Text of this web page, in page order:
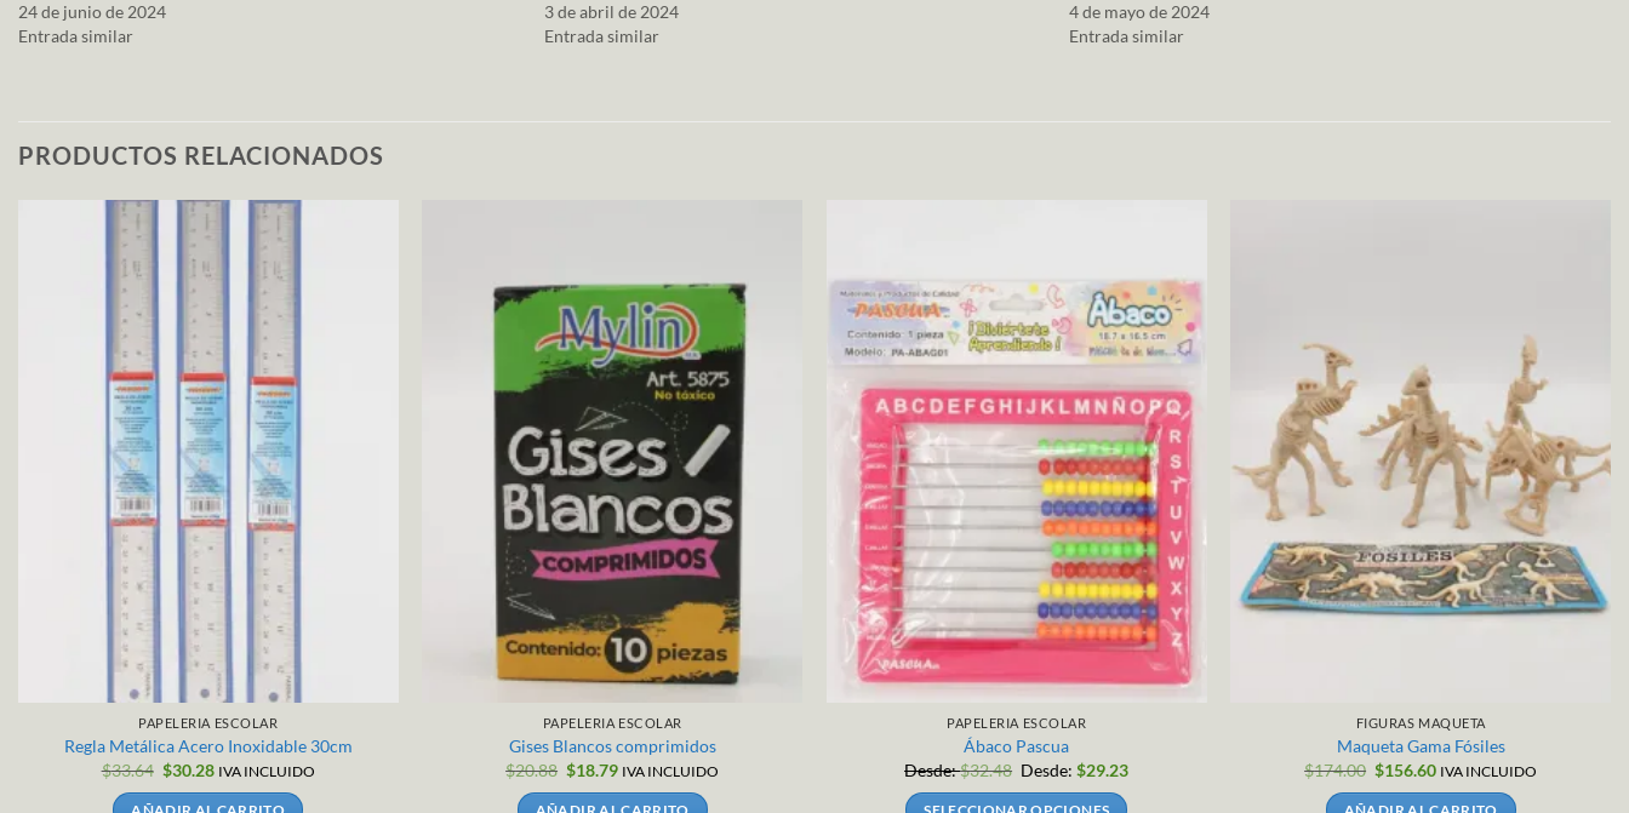
24 de junio de 2024
Entrada similar
3 de abril de 2024
Entrada similar
4 de mayo de 2024
Entrada similar
PRODUCTOS RELACIONADOS
PAPELERIA ESCOLAR
Regla Metálica Acero Inoxidable 30cm
$33.64 El
original
$30.28El
actual
IVA INCLUIDO
PAPELERIA ESCOLAR
Gises Blancos comprimidos
$20.88 El
original
$18.79El
actual
IVA INCLUIDO
PAPELERIA ESCOLAR
Ábaco Pascua
Desde:$32.48 Desde:$29.23
FIGURAS MAQUETA
Maqueta Gama Fósiles
$174.00 El
original
$156.60El
actual
IVA INCLUIDO